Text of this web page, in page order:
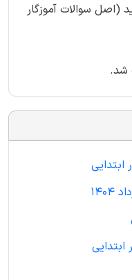
(اصل سوالات آموزگار
ابتدایی